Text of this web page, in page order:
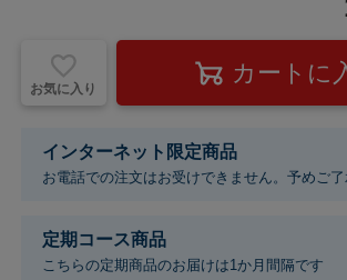
お気に入り
インターネット限定商品
お電話での注文はお受けできません。予めご了
定期コース商品
こちらの定期商品のお届けは1か月間隔です